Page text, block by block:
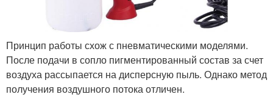
Принцип работы схож с пневматическими моделями.
После подачи в сопло пигментированный состав за счет
воздуха рассыпается на дисперсную пыль. Однако метод
получения воздушного потока отличен.